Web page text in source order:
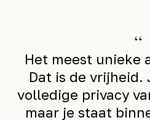
“
Het meest unieke
Dat is de vrijheid.
volledige privacy
maar je staat